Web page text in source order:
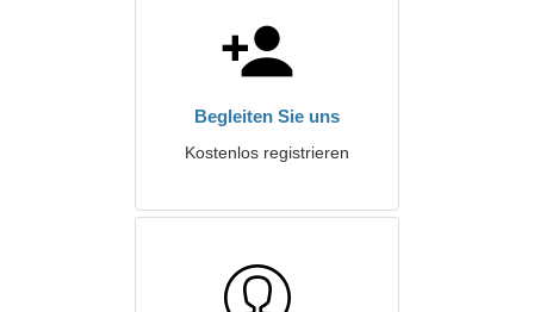
Begleiten Sie uns
Kostenlos registrieren